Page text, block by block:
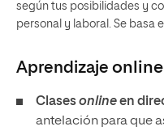
según tus posibilidades y
personal y laboral. Se basa
Aprendizaje online
Clasesonlineen
antelación para que